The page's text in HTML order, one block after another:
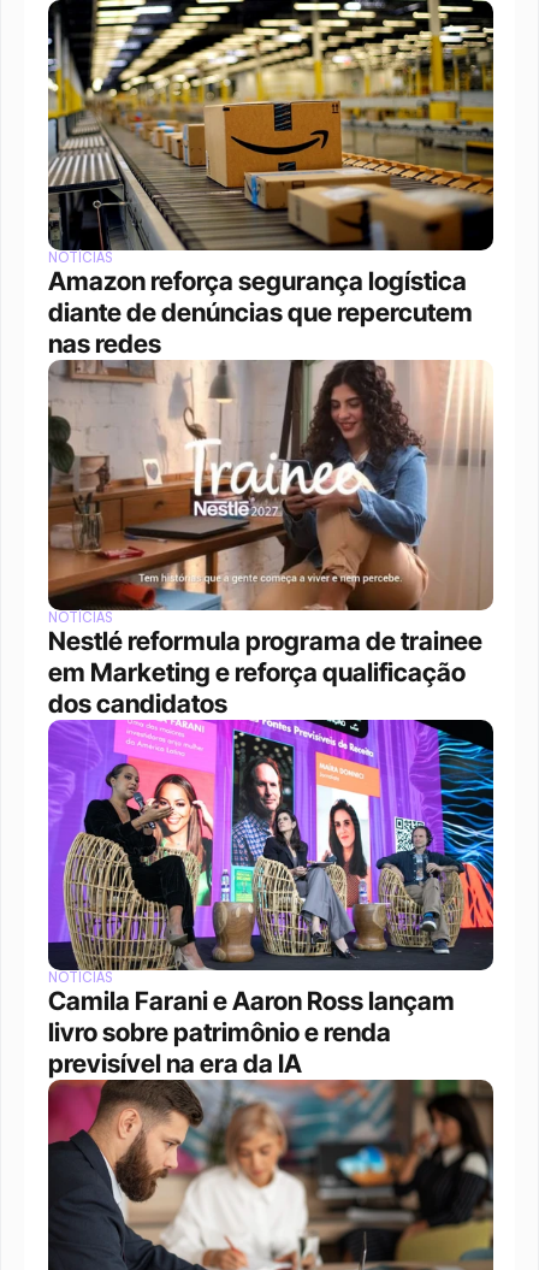
NOTÍCIAS
Amazon reforça segurança logística
diante de denúncias que repercutem
nas redes
NOTÍCIAS
Nestlé reformula programa de trainee
em Marketing e reforça qualificação
dos candidatos
NOTÍCIAS
Camila Farani e Aaron Ross lançam
livro sobre patrimônio e renda
previsível na era da IA